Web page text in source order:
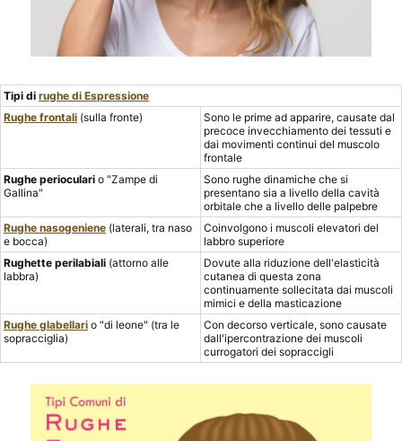
Tipi di rughe di Espressione
Rughe frontali (sulla fronte)
Sono le prime ad apparire, causate dal
precoce invecchiamento dei tessuti e
dai movimenti continui del muscolo
frontale
Rughe perioculari o "Zampe di
Gallina"
Sono rughe dinamiche che si
presentano sia a livello della cavità
orbitale che a livello delle palpebre
Rughe nasogeniene (laterali, tra naso
e bocca)
Coinvolgono i muscoli elevatori del
labbro superiore
Rughette perilabiali (attorno alle
labbra)
Dovute alla riduzione dell'elasticità
cutanea di questa zona
continuamente sollecitata dai muscoli
mimici e della masticazione
Rughe glabellari o "di leone" (tra le
sopracciglia)
Con decorso verticale, sono causate
dall'ipercontrazione dei muscoli
currogatori dei sopraccigli